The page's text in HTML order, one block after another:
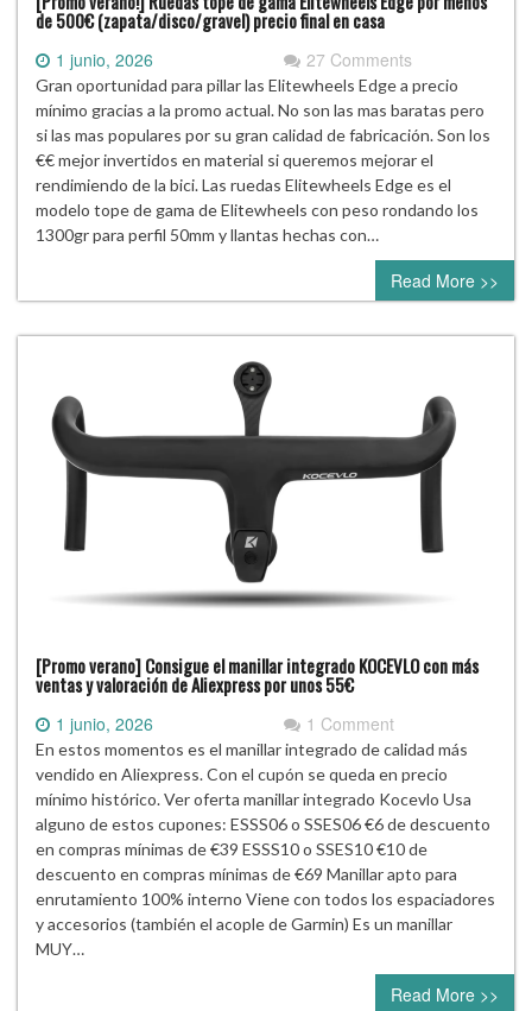
de 500€ (zapata/disco/gravel) precio final en casa
1 junio, 2026 27 Comments
Gran oportunidad para pillar las Elitewheels Edge a precio
mínimo gracias a la promo actual. No son las mas baratas pero
si las mas populares por su gran calidad de fabricación. Son los
€€ mejor invertidos en material si queremos mejorar el
rendimiendo de la bici. Las ruedas Elitewheels Edge es el
modelo tope de gama de Elitewheels con peso rondando los
1300gr para perfil 50mm y llantas hechas con…
Read More >>
[Promo verano] Consigue el manillar integrado KOCEVLO con más
ventas y valoración de Aliexpress por unos 55€
1 junio, 2026 1 Comment
En estos momentos es el manillar integrado de calidad más
vendido en Aliexpress. Con el cupón se queda en precio
mínimo histórico. Ver oferta manillar integrado Kocevlo Usa
alguno de estos cupones: ESSS06 o SSES06 €6 de descuento
en compras mínimas de €39 ESSS10 o SSES10 €10 de
descuento en compras mínimas de €69 Manillar apto para
enrutamiento 100% interno Viene con todos los espaciadores
y accesorios (también el acople de Garmin) Es un manillar
MUY…
Read More >>